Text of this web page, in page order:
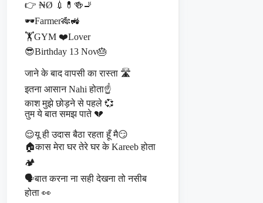
👉 ₦Ø 💉💊🍻🚬
🕶️Farmer🎋🚜
🏋️GYM ❤️Lover
😎Birthday 13 Nov🎂
जाने के बाद वापसी का रास्ता 🛣️
इतना आसान Nahi होता☝️
काश मुझे छोड़ने से पहले 💞
तुम ये बात समझ पाते 💔
😌यू ही उदास बैठा रहता हूँ मै😏
🏠कास मेरा घर तेरे घर के Kareeb होता
🏕️
🗣️बात करना ना सही देखना तो नसीब
होता 👀